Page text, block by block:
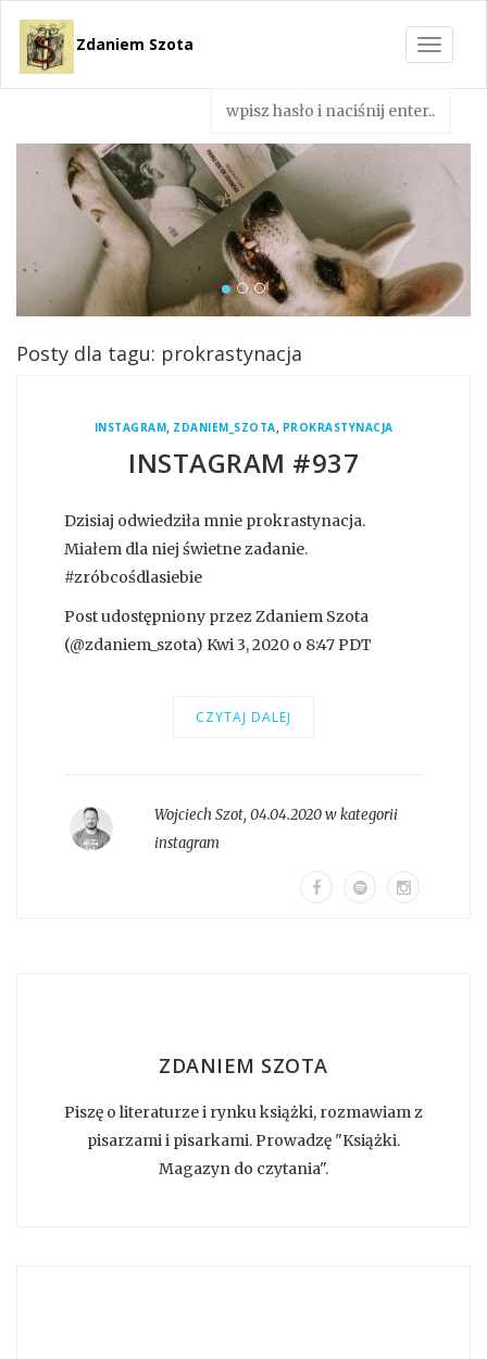
Toggle
Zdaniem Szota
Posty dla tagu: prokrastynacja
INSTAGRAM, ZDANIEM_SZOTA, PROKRASTYNACJA
INSTAGRAM #937
Dzisiaj odwiedziła mnie prokrastynacja.
Miałem dla niej świetne zadanie.
#zróbcośdlasiebie
Post udostępniony przez Zdaniem Szota
(@zdaniem_szota) Kwi 3, 2020 o 8:47 PDT
CZYTAJ DALEJ
Wojciech Szot, 04.04.2020 w kategorii
instagram
ZDANIEM SZOTA
Piszę o literaturze i rynku książki, rozmawiam z
pisarzami i pisarkami. Prowadzę "Książki.
Magazyn do czytania".